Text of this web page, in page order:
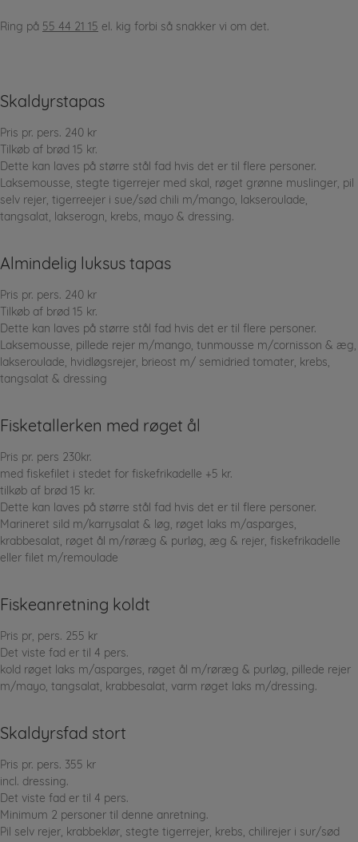
Ring på 55 44 21 15 el. kig forbi så snakker vi om det.
Skaldyrstapas
Pris pr. pers. 240 kr
Tilkøb af brød 15 kr.
Dette kan laves på større stål fad hvis det er til flere personer.
Laksemousse, stegte tigerrejer med skal, røget grønne muslinger, pil
selv rejer, tigerreejer i sue/sød chili m/mango, lakseroulade,
tangsalat, lakserogn, krebs, mayo & dressing.
Almindelig luksus tapas
Pris pr. pers. 240 kr
Tilkøb af brød 15 kr.
Dette kan laves på større stål fad hvis det er til flere personer.
Laksemousse, pillede rejer m/mango, tunmousse m/cornisson & æg,
lakseroulade, hvidløgsrejer, brieost m/ semidried tomater, krebs,
tangsalat & dressing
Fisketallerken med røget ål
Pris pr. pers 230kr.
med fiskefilet i stedet for fiskefrikadelle +5 kr.
tilkøb af brød 15 kr.
Dette kan laves på større stål fad hvis det er til flere personer.
Marineret sild m/karrysalat & løg, røget laks m/asparges,
krabbesalat, røget ål m/røræg & purløg, æg & rejer, fiskefrikadelle
eller filet m/remoulade
Fiskeanretning koldt
Pris pr, pers. 255 kr
Det viste fad er til 4 pers.
kold røget laks m/asparges, røget ål m/røræg & purløg, pillede rejer
m/mayo, tangsalat, krabbesalat, varm røget laks m/dressing.
Skaldyrsfad stort
Pris pr. pers. 355 kr
incl. dressing.
Det viste fad er til 4 pers.
Minimum 2 personer til denne anretning.
Pil selv rejer, krabbeklør, stegte tigerrejer, krebs, chilirejer i sur/sød